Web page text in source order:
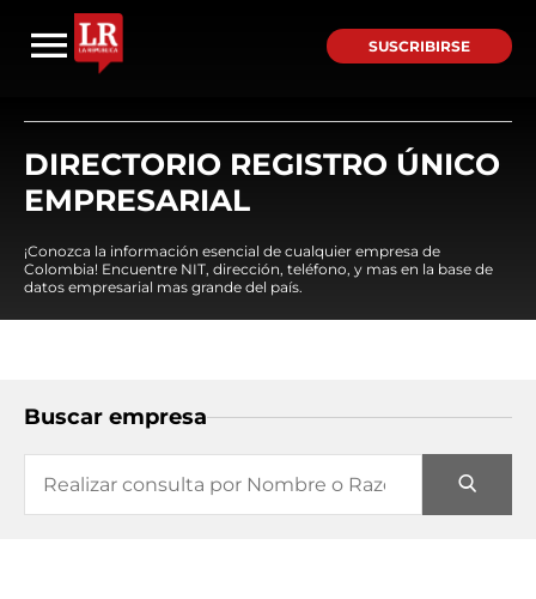
SUSCRIBIRSE
DIRECTORIO REGISTRO ÚNICO
EMPRESARIAL
¡Conozca la información esencial de cualquier empresa de
Colombia! Encuentre NIT, dirección, teléfono, y mas en la base de
datos empresarial mas grande del país.
Buscar empresa